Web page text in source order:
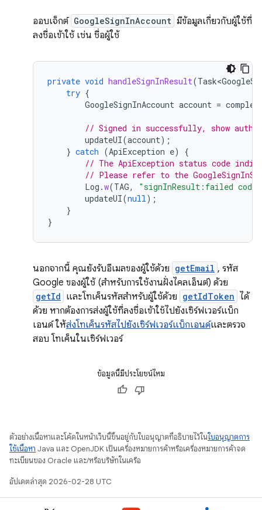
ออบเจ็กต์ GoogleSignInAccount มีข้อมูลเกี่ยวกับผู้ใช้ที่
ลงชื่อเข้าใช้ เช่น ชื่อผู้ใช้
private void handleSignInResult(
try {
GoogleSignInAccount account =
// Signed in successfully, show
updateUI(account);
} catch (ApiException e)
{
// The ApiException status code
// Please refer to the
Log .w(TAG,
"signInResult:failed
updateUI(null);
}
}
นอกจากนี้ คุณยังรับอีเมลของผู้ใช้ด้วย getEmail , รหัส
Google ของผู้ใช้ (สําหรับการใช้งานฝั่งไคลเอ็นต์) ด้วย
getId และโทเค็นรหัสสําหรับผู้ใช้ด้วย getIdToken ได้
ด้วย หากต้องการส่งผู้ใช้ที่ลงชื่อเข้าใช้ไปยังเซิร์ฟเวอร์แบ็ก
เอนด์ ให้ส่งโทเค็นรหัสไปยังเซิร์ฟเวอร์แบ็กเอนด์และตรวจ
สอบ โทเค็นในเซิร์ฟเวอร์
ข้อมูลนี้มีประโยชน์ไหม
ตัวอย่างเนื้อหาและโค้ดในหน้าเว็บนี้ขึ้นอยู่กับใบอนุญาตที่อธิบายไว้ในใบอนุญาตการ
ใช้เนื้อหา Java และ OpenJDK เป็นเครื่องหมายการค้าหรือเครื่องหมายการค้าจด
ทะเบียนของ Oracle และ/หรือบริษัทในเครือ
อัปเดตล่าสุด 2026-02-28 UTC